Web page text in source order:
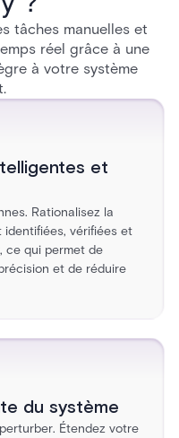
tâches manuelles et
réel grâce à une
à votre système
et
Rationalisez la
identifiées, vérifiées et
ce qui permet de
et de réduire
du système
Étendez votre